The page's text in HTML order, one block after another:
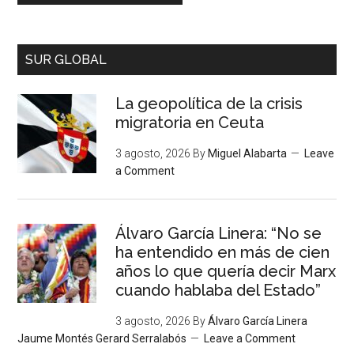
SUR GLOBAL
La geopolítica de la crisis
migratoria en Ceuta
3 agosto, 2026 By Miguel Alabarta
Leave
a Comment
Álvaro García Linera: “No se
ha entendido en más de cien
años lo que quería decir Marx
cuando hablaba del Estado”
3 agosto, 2026 ByÁlvaro García Linera
Jaume Montés Gerard Serralabós
Leave a Comment